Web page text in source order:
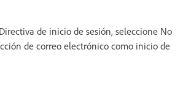
de inicio de sesión, seleccione No
de correo electrónico como inicio de